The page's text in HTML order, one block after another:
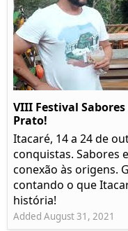
VIII Festival
Prato!
Itacaré, 14 a 24 de
conquistas. Sabores
conexão às origens.
contando o que
história!
Added August 31, 2021